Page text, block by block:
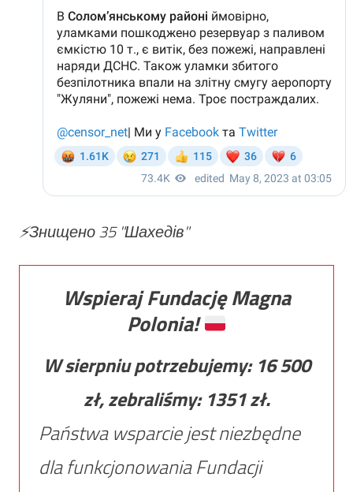
⚡️Знищено 35 "Шахедів"
Wspieraj Fundację Magna
Polonia!
W sierpniu potrzebujemy: 16 500
zł, zebraliśmy: 1351zł.
Państwa wsparcie jest niezbędne
dla funkcjonowania Fundacji